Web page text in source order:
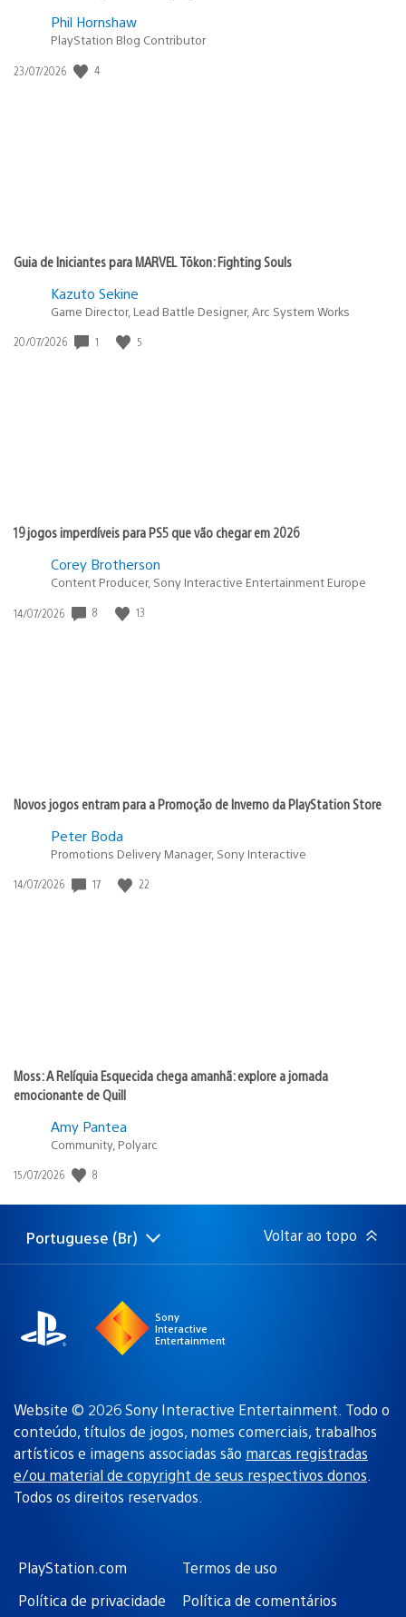
Phil Hornshaw
PlayStation Blog Contributor
Data
23/07/2026 4
Guia de Iniciantes para MARVEL Tōkon: Fighting Souls
Kazuto Sekine
Game Director, Lead Battle Designer, Arc System Works
Data
20/07/2026 1 5
19 jogos imperdíveis para PS5 que vão chegar em 2026
Corey Brotherson
Content Producer, Sony Interactive Entertainment Europe
Data
14/07/2026 8 13
Novos jogos entram para a Promoção de Inverno da PlayStation Store
Peter Boda
Promotions Delivery Manager, Sony Interactive
Data
14/07/2026 17 22
Moss: A Relíquia Esquecida chega amanhã: explore a jornada
emocionante de Quill
Amy Pantea
Community, Polyarc
Data
publicação:
15/07/2026 8
Selecione
uma
Região
atual:
Portuguese (Br) Voltar ao topo
Sony
Interactive
Entertainment
Website © 2026 Sony Interactive Entertainment. Todo o
conteúdo, títulos de jogos, nomes comerciais, trabalhos
artísticos e imagens associadas são marcas registradas
e/ou material de copyright de seus respectivos donos.
Todos os direitos reservados.
PlayStation.com
Termos de uso
Política de privacidade
Política de comentários